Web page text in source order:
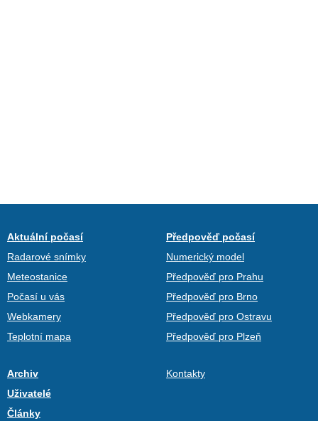
Aktuální počasí
Radarové snímky
Meteostanice
Počasí u vás
Webkamery
Teplotní mapa
Předpověď počasí
Numerický model
Předpověď pro Prahu
Předpověď pro Brno
Předpověď pro Ostravu
Předpověď pro Plzeň
Archiv
Uživatelé
Články
Kontakty